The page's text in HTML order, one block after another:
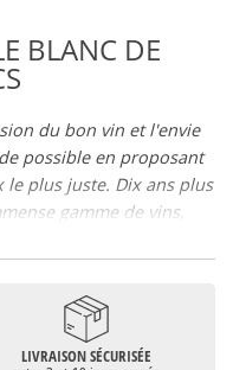
BLANC DE
du bon vin et l'envie
possible en proposant
plus juste. Dix ans plus
gamme de vins,
question de budget
ici les meilleurs
ou qu'ils
LIVRAISON SÉCURISÉE